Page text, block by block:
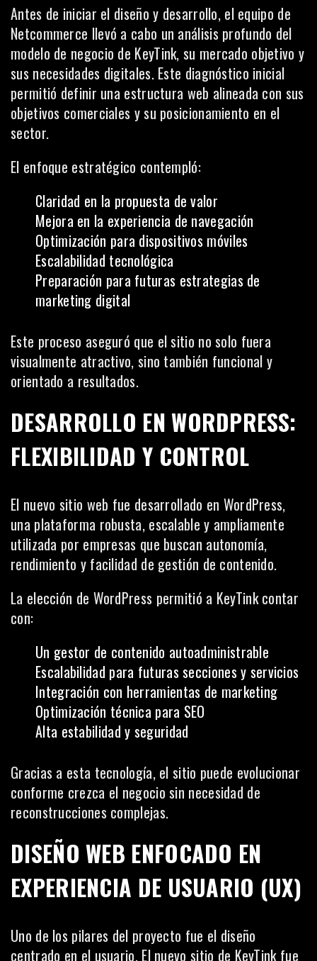
Antes de iniciar el diseño y desarrollo, el equipo de
Netcommerce llevó a cabo un análisis profundo del
modelo de negocio de KeyTink, su mercado objetivo y
sus necesidades digitales. Este diagnóstico inicial
permitió definir una estructura web alineada con sus
objetivos comerciales y su posicionamiento en el
sector.
El enfoque estratégico contempló:
Claridad en la propuesta de valor
Mejora en la experiencia de navegación
Optimización para dispositivos móviles
Escalabilidad tecnológica
Preparación para futuras estrategias de
marketing digital
Este proceso aseguró que el sitio no solo fuera
visualmente atractivo, sino también funcional y
orientado a resultados.
DESARROLLO EN WORDPRESS:
FLEXIBILIDAD Y CONTROL
El nuevo sitio web fue desarrollado en WordPress,
una plataforma robusta, escalable y ampliamente
utilizada por empresas que buscan autonomía,
rendimiento y facilidad de gestión de contenido.
La elección de WordPress permitió a KeyTink contar
con:
Un gestor de contenido autoadministrable
Escalabilidad para futuras secciones y servicios
Integración con herramientas de marketing
Optimización técnica para SEO
Alta estabilidad y seguridad
Gracias a esta tecnología, el sitio puede evolucionar
conforme crezca el negocio sin necesidad de
reconstrucciones complejas.
DISEÑO WEB ENFOCADO EN
EXPERIENCIA DE USUARIO (UX)
Uno de los pilares del proyecto fue el diseño
centrado en el usuario. El nuevo sitio de KeyTink fue